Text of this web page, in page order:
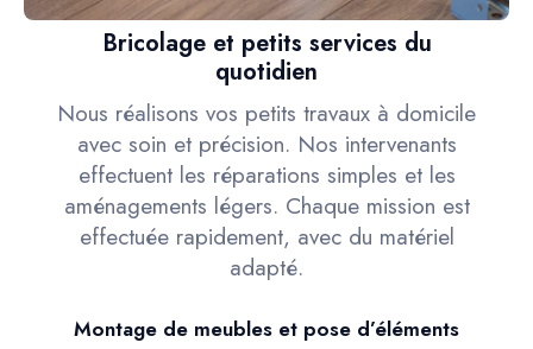
Bricolage et petits services du
quotidien
Nous réalisons vos petits travaux à domicile
avec soin et précision. Nos intervenants
effectuent les réparations simples et les
aménagements légers. Chaque mission est
effectuée rapidement, avec du matériel
adapté.
Montage de meubles et pose d’éléments